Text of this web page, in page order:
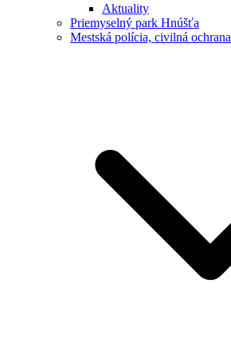
Aktuality
Priemyselný park Hnúšťa
Mestská polícia, civilná ochrana